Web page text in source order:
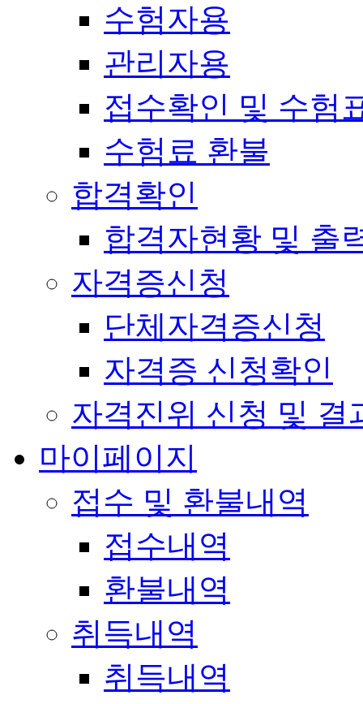
수험자용
관리자용
접수확인 및 수험
수험료 환불
합격확인
합격자현황 및 출
자격증신청
단체자격증신청
자격증 신청확인
자격진위 신청 및 결
마이페이지
접수 및 환불내역
접수내역
환불내역
취득내역
취득내역